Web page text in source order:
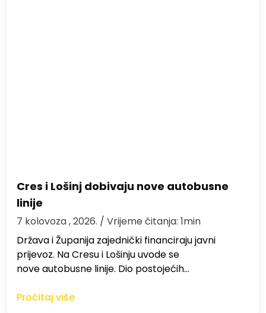
Cres i Lošinj dobivaju nove autobusne
linije
7 kolovoza , 2026. / Vrijeme čitanja: 1min
Država i Županija zajednički financiraju javni
prijevoz. Na Cresu i Lošinju uvode se
nove autobusne linije. Dio postojećih…
Pročitaj više